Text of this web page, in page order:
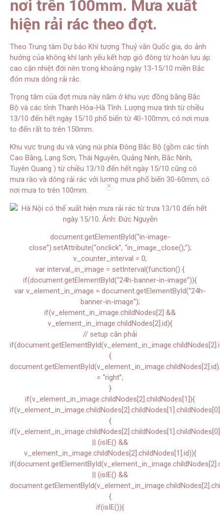
nơi trên 100mm. Mưa xuất
hiện rải rác theo đợt.
Theo Trung tâm Dự báo Khí tượng Thuỷ văn Quốc gia, do ảnh
hưởng của không khí lạnh yếu kết hợp gió đông từ hoàn lưu áp
cao cận nhiệt đới nên trong khoảng ngày 13-15/10 miền Bắc
đón mưa dông rải rác.
Trọng tâm của đợt mưa này nằm ở khu vực đồng bằng Bắc
Bộ và các tỉnh Thanh Hóa-Hà Tĩnh. Lượng mưa tính từ chiều
13/10 đến hết ngày 15/10 phổ biến từ 40-100mm, có nơi mưa
to đến rất to trên 150mm.
Khu vực trung du và vùng núi phía Đông Bắc Bộ (gồm các tỉnh
Cao Bằng, Lạng Sơn, Thái Nguyên, Quảng Ninh, Bắc Ninh,
Tuyên Quang ) từ chiều 13/10 đến hết ngày 15/10 cũng có
mưa rào và dông rải rác với lượng mưa phổ biến 30-60mm, có
nơi mưa to trên 100mm.
//
document.getElementById(“in-image-
close”).setAttribute(“onclick”, “in_image_close();”);
v_counter_interval = 0;
var interval_in_image = setInterval(function() {
if(document.getElementById(“24h-banner-in-image”)){
var v_element_in_image = document.getElementById(“24h-
banner-in-image”);
if(v_element_in_image.childNodes[2] &&
v_element_in_image.childNodes[2].id){
// setup căn phải
{
= “right”;
}
if(v_element_in_image.childNodes[2].childNodes[1]){
{
|| (isIE() &&
v_element_in_image.childNodes[2].childNodes[1].id)){
|| (isIE() &&
{
if(isIE()){